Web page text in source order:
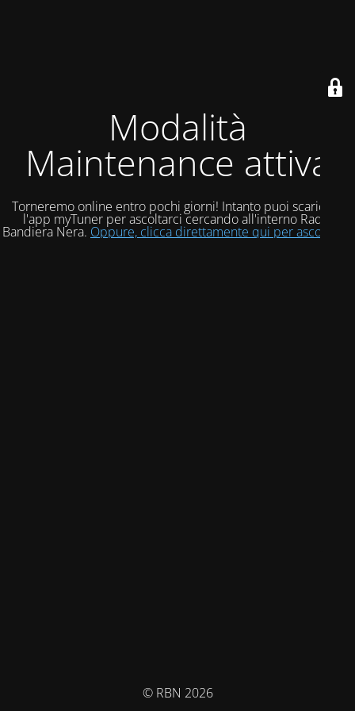
Modalità
Maintenance attiva
Torneremo online entro pochi giorni! Intanto puoi scaricare
l'app myTuner per ascoltarci cercando all'interno Radio
Bandiera Nera. Oppure, clicca direttamente qui per ascoltarci!
© RBN 2026